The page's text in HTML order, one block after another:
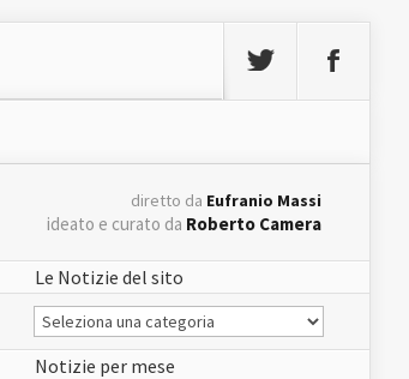
diretto da Eufranio Massi
ideato e curato da Roberto Camera
Le Notizie del sito
Le
Notizie
del
sito
Notizie per mese